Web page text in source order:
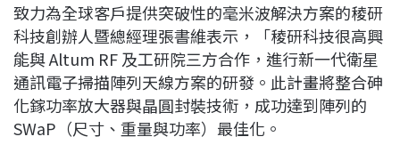
致力為全球客戶提供突破性的毫米波解決方案的稜研
科技創辦人暨總經理張書維表示，「稜研科技很高興
能與 Altum RF 及工研院三方合作，進行新一代衛星
通訊電子掃描陣列天線方案的研發。此計畫將整合砷
化鎵功率放大器與晶圓封裝技術，成功達到陣列的
SWaP（尺寸、重量與功率）最佳化。